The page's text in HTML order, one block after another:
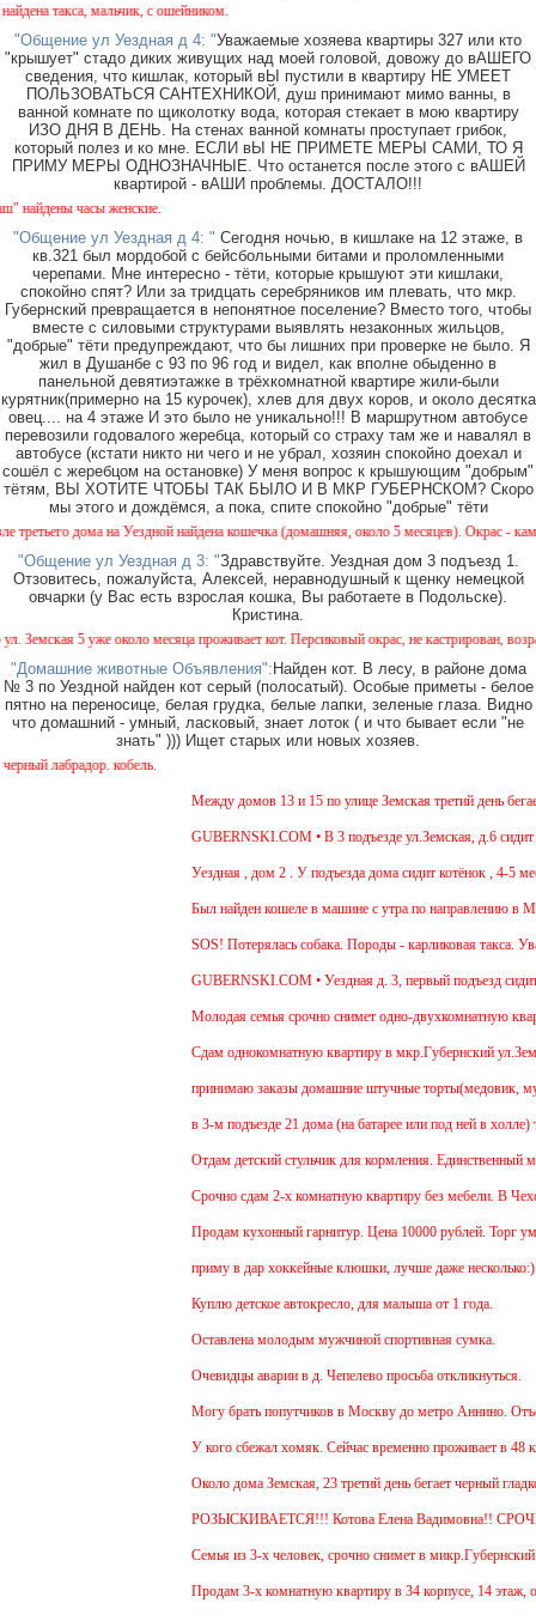
такса, мальчик, с ошейником.
"Общение ул Уездная д 4: "Уважаемые хозяева квартиры 327 или кто
"крышует" стадо диких живущих над моей головой, довожу до вАШЕГО
сведения, что кишлак, который вЫ пустили в квартиру НЕ УМЕЕТ
ПОЛЬЗОВАТЬСЯ САНТЕХНИКОЙ, душ принимают мимо ванны, в
ванной комнате по щиколотку вода, которая стекает в мою квартиру
ИЗО ДНЯ В ДЕНЬ. На стенах ванной комнаты проступает грибок,
который полез и ко мне. ЕСЛИ вЫ НЕ ПРИМЕТЕ МЕРЫ САМИ, ТО Я
ПРИМУ МЕРЫ ОДНОЗНАЧНЫЕ. Что останется после этого с вАШЕЙ
квартирой - вАШИ проблемы. ДОСТАЛО!!!
часы женские.
"Общение ул Уездная д 4: " Сегодня ночью, в кишлаке на 12 этаже, в
кв.321 был мордобой с бейсбольными битами и проломленными
черепами. Мне интересно - тёти, которые крышуют эти кишлаки,
спокойно спят? Или за тридцать серебряников им плевать, что мкр.
Губернский превращается в непонятное поселение? Вместо того, чтобы
вместе с силовыми структурами выявлять незаконных жильцов,
"добрые" тёти предупреждают, что бы лишних при проверке не было. Я
жил в Душанбе с 93 по 96 год и видел, как вполне обыденно в
панельной девятиэтажке в трёхкомнатной квартире жили-были
курятник(примерно на 15 курочек), хлев для двух коров, и около десятка
овец.... на 4 этаже И это было не уникально!!! В маршрутном автобусе
перевозили годовалого жеребца, который со страху там же и навалял в
автобусе (кстати никто ни чего и не убрал, хозяин спокойно доехал и
сошёл с жеребцом на остановке) У меня вопрос к крышующим "добрым"
тётям, ВЫ ХОТИТЕ ЧТОБЫ ТАК БЫЛО И В МКР ГУБЕРНСКОМ? Скоро
мы этого и дождёмся, а пока, спите спокойно "добрые" тёти
дома на Уездной найдена кошечка (домашняя, около 5 месяцев). Окрас -
"Общение ул Уездная д 3: "Здравствуйте. Уездная дом 3 подъезд 1.
Отзовитесь, пожалуйста, Алексей, неравнодушный к щенку немецкой
овчарки (у Вас есть взрослая кошка, Вы работаете в Подольске).
Кристина.
5 уже около месяца проживает кот. Персиковый окрас, не кастрирован,
"Домашние животные Объявления":Найден кот. В лесу, в районе дома
№ 3 по Уездной найден кот серый (полосатый). Особые приметы - белое
пятно на переносице, белая грудка, белые лапки, зеленые глаза. Видно
что домашний - умный, ласковый, знает лоток ( и что бывает если "не
знать" ))) Ищет старых или новых хозяев.
лабрадор. кобель.
Между домов 13 и 15 по улице Земская третий день
GUBERNSKI.COM • В 3 подъезде ул.Земская, д.6 сидит
Уездная , дом 2 . У подъезда дома сидит котёнок , 4-5
Был найден кошеле в машине с утра по направлению в
SOS! Потерялась собака. Породы - карликовая такса.
GUBERNSKI.COM • Уездная д. 3, первый подъезд
Молодая семья срочно снимет одно-двухкомнатную
Cдам однокомнатную квартиру в мкр.Губернский
принимаю заказы домашние штучные торты(медовик,
в 3-м подъезде 21 дома (на батарее или под ней в холле)
Отдам детский стульчик для кормления. Единственный
Срочно сдам 2-х комнатную квартиру без мебели. В
Продам кухонный гарнитур. Цена 10000 рублей. Торг
приму в дар хоккейные клюшки, лучше даже несколько:)
Куплю детское автокресло, для малыша от 1 года.
Оставлена молодым мужчиной спортивная сумка.
Очевидцы аварии в д. Чепелево просьба откликнуться.
Могу брать попутчиков в Москву до метро Аннино.
У кого сбежал хомяк. Сейчас временно проживает в 48
Около дома Земская, 23 третий день бегает черный
РОЗЫСКИВАЕТСЯ!!! Котова Елена Вадимовна!!
Семья из 3-х человек, срочно снимет в микр.Губернский
Продам 3-х комнатную квартиру в 34 корпусе, 14 этаж,